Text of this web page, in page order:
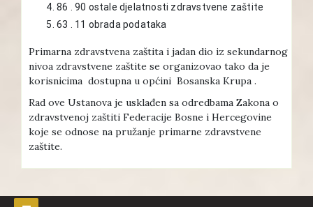
86 . 90 ostale djelatnosti zdravstvene zaštite
63 . 11 obrada podataka
Primarna zdravstvena zaštita i jadan dio iz sekundarnog
nivoa zdravstvene zaštite se organizovao tako da je
korisnicima dostupna u općini Bosanska Krupa .
Rad ove Ustanova je usklađen sa odredbama Zakona o
zdravstvenoj zaštiti Federacije Bosne i Hercegovine
koje se odnose na pružanje primarne zdravstvene
zaštite.